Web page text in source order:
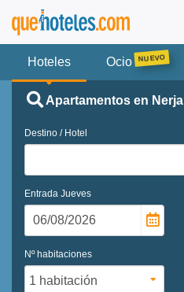
Hoteles Ocio
Apartamentos en Nerja
Destino / Hotel
Entrada Jueves
Nº habitaciones